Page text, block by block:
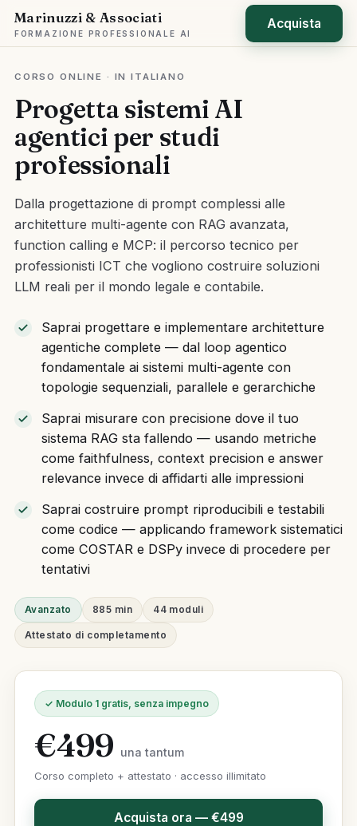
Marinuzzi & Associati
FORMAZIONE PROFESSIONALE AI
Acquista
CORSO ONLINE · IN ITALIANO
Progetta sistemi AI
agentici per studi
professionali
Dalla progettazione di prompt complessi alle
architetture multi-agente con RAG avanzata,
function calling e MCP: il percorso tecnico per
professionisti ICT che vogliono costruire soluzioni
LLM reali per il mondo legale e contabile.
Saprai progettare e implementare architetture
agentiche complete — dal loop agentico
fondamentale ai sistemi multi-agente con
topologie sequenziali, parallele e gerarchiche
Saprai misurare con precisione dove il tuo
sistema RAG sta fallendo — usando metriche
come faithfulness, context precision e answer
relevance invece di affidarti alle impressioni
Saprai costruire prompt riproducibili e testabili
come codice — applicando framework sistematici
come COSTAR e DSPy invece di procedere per
tentativi
Avanzato 885 min 44 moduli
Attestato di completamento
✓ Modulo 1 gratis, senza impegno
€499 una tantum
Corso completo + attestato · accesso illimitato
Acquista ora — €499